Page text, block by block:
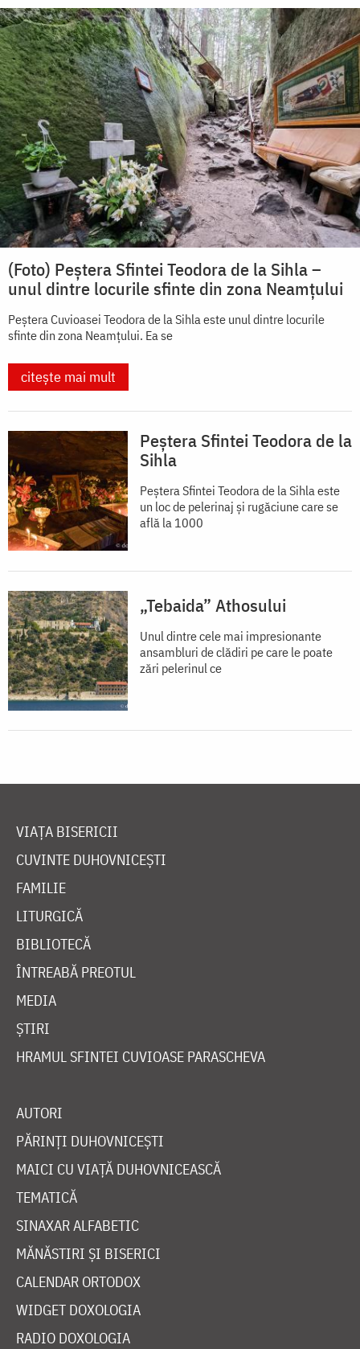
(Foto) Peștera Sfintei Teodora de la Sihla –
unul dintre locurile sfinte din zona Neamțului
Peștera Cuvioasei Teodora de la Sihla este unul dintre locurile
sfinte din zona Neamțului. Ea se
citește mai mult
Peștera Sfintei Teodora de la
Sihla
Peștera Sfintei Teodora de la Sihla este
un loc de pelerinaj și rugăciune care se
află la 1000
„Tebaida” Athosului
Unul dintre cele mai impresionante
ansambluri de clădiri pe care le poate
zări pelerinul ce
VIAȚA BISERICII
CUVINTE DUHOVNICEȘTI
FAMILIE
LITURGICĂ
BIBLIOTECĂ
ÎNTREABĂ PREOTUL
MEDIA
ȘTIRI
HRAMUL SFINTEI CUVIOASE PARASCHEVA
AUTORI
PĂRINȚI DUHOVNICEȘTI
MAICI CU VIAȚĂ DUHOVNICEASCĂ
TEMATICĂ
SINAXAR ALFABETIC
MĂNĂSTIRI ȘI BISERICI
CALENDAR ORTODOX
WIDGET DOXOLOGIA
RADIO DOXOLOGIA